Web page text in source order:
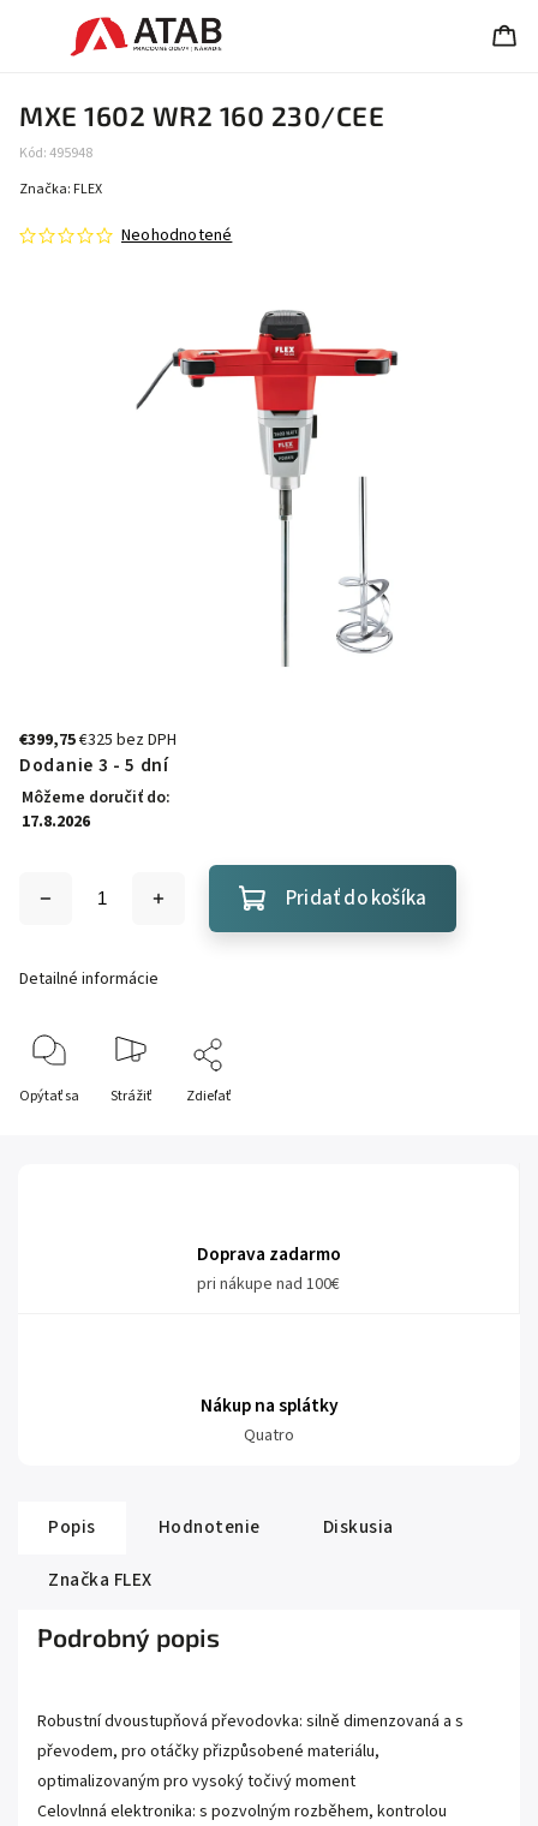
MXE 1602 WR2 160 230/CEE
Kód:495948
Neohodnotené
Značka: FLEX
€399,75€325 bez DPH
Dodanie 3 - 5 dní
Môžeme doručiť do:
17.8.2026
Pridať do košíka
Detailné informácie
Opýtať sa Strážiť Zdieľať
Doprava zadarmo
pri nákupe nad 100€
Nákup na splátky
Quatro
Popis Hodnotenie
Diskusia
Značka FLEX
Podrobný popis
Robustní dvoustupňová převodovka: silně dimenzovaná a s
převodem, pro otáčky přizpůsobené materiálu,
optimalizovaným pro vysoký točivý moment
Celovlnná elektronika: s pozvolným rozběhem, kontrolou